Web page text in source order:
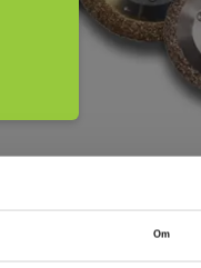
Om